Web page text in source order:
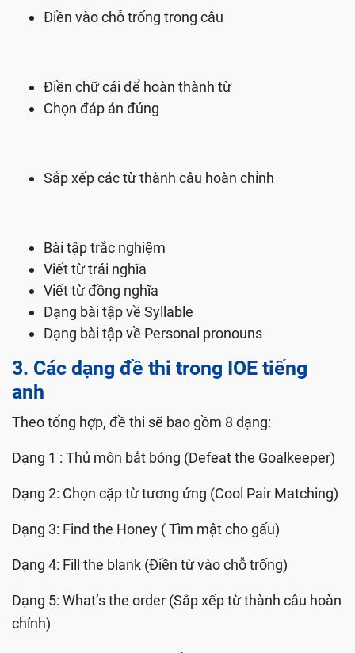
Điền vào chỗ trống trong câu
Điền chữ cái để hoàn thành từ
Chọn đáp án đúng
Sắp xếp các từ thành câu hoàn chỉnh
Bài tập trắc nghiệm
Viết từ trái nghĩa
Viết từ đồng nghĩa
Dạng bài tập về Syllable
Dạng bài tập về Personal pronouns
3. Các dạng đề thi trong IOE tiếng
anh
Theo tổng hợp, đề thi sẽ bao gồm 8 dạng:
Dạng 1 : Thủ môn bắt bóng (Defeat the Goalkeeper)
Dạng 2: Chọn cặp từ tương ứng (Cool Pair Matching)
Dạng 3: Find the Honey ( Tìm mật cho gấu)
Dạng 4: Fill the blank (Điền từ vào chỗ trống)
Dạng 5: What’s the order (Sắp xếp từ thành câu hoàn
chỉnh)